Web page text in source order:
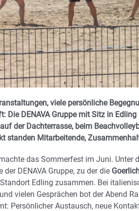
viele persönliche
Die DENAVA Gruppe mit Sitz in
der Dachterrasse, beim
standen Mitarbeitende,
das Sommerfest im Juni. Unter
der DENAVA Gruppe, zu der die
Edling zusammen. Bei
vielen Gesprächen bot der Abend
Persönlicher Austausch, neue